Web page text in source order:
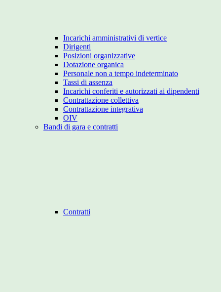
Incarichi amministrativi di vertice
Dirigenti
Posizioni organizzative
Dotazione organica
Personale non a tempo indeterminato
Tassi di assenza
Incarichi conferiti e autorizzati ai dipendenti
Contrattazione collettiva
Contrattazione integrativa
OIV
Bandi di gara e contratti
Contratti